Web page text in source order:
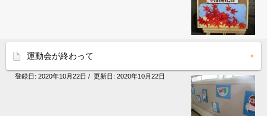
運動会が終わって
登録日: 2020年10月22日 / 更新日: 2020年10月22日